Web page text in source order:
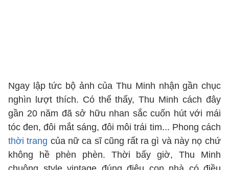
Ngay lập tức bộ ảnh của Thu Minh nhận gần chục
nghìn lượt thích. Có thể thấy, Thu Minh cách đây
gần 20 năm đã sở hữu nhan sắc cuốn hút với mái
tóc đen, đôi mắt sáng, đôi môi trái tim... Phong cách
thời trang của nữ ca sĩ cũng rất ra gì và này nọ chứ
không hề phèn phèn. Thời bấy giờ, Thu Minh